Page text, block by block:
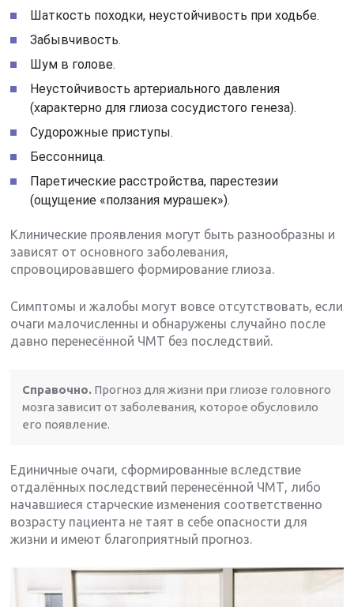
Шаткость походки, неустойчивость при ходьбе.
Забывчивость.
Шум в голове.
Неустойчивость артериального давления
(характерно для глиоза сосудистого генеза).
Судорожные приступы.
Бессонница.
Паретические расстройства, парестезии
(ощущение «ползания мурашек»).
Клинические проявления могут быть разнообразны и
зависят от основного заболевания,
спровоцировавшего формирование глиоза.
Симптомы и жалобы могут вовсе отсутствовать, если
очаги малочисленны и обнаружены случайно после
давно перенесённой ЧМТ без последствий.
Справочно. Прогноз для жизни при глиозе головного
мозга зависит от заболевания, которое обусловило
его появление.
Единичные очаги, сформированные вследствие
отдалённых последствий перенесённой ЧМТ, либо
начавшиеся старческие изменения соответственно
возрасту пациента не таят в себе опасности для
жизни и имеют благоприятный прогноз.